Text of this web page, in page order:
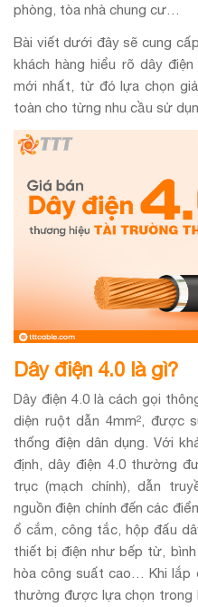
phòng, tòa nhà chung cư…
Bài viết dưới đây sẽ cung
khách hàng hiểu rõ dây
mới nhất, từ đó lựa chọn
toàn cho từng nhu cầu sử
Dây điện 4.0 là gì?
Dây điện 4.0 là cách gọi
diện ruột dẫn 4mm², được
thống điện dân dụng. Với
định, dây điện 4.0 thường
trục (mạch chính), dẫn
nguồn điện chính đến các
ổ cắm, công tắc, hộp đấu
thiết bị điện như bếp từ,
hòa công suất cao…Khi lắp
thường được lựa chọn trong